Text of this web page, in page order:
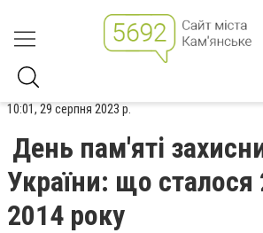
10:01, 29 серпня 2023 р.
День пам'яті
України: що сталося
2014 року